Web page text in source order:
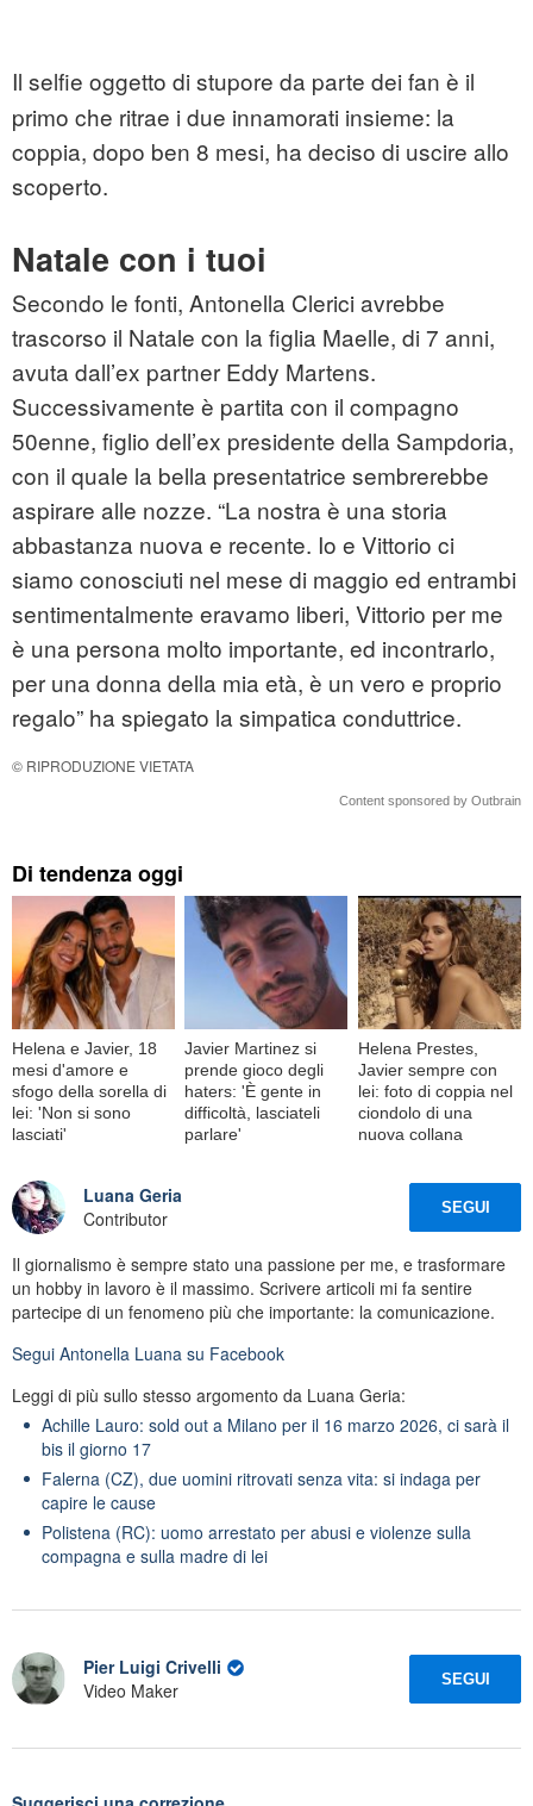
Il selfie oggetto di stupore da parte dei fan è il
primo che ritrae i due innamorati insieme: la
coppia, dopo ben 8 mesi, ha deciso di uscire allo
scoperto.
Natale con i tuoi
Secondo le fonti, Antonella Clerici avrebbe
trascorso il Natale con la figlia Maelle, di 7 anni,
avuta dall’ex partner Eddy Martens.
Successivamente è partita con il compagno
50enne, figlio dell’ex presidente della Sampdoria,
con il quale la bella presentatrice sembrerebbe
aspirare alle nozze. “La nostra è una storia
abbastanza nuova e recente. Io e Vittorio ci
siamo conosciuti nel mese di maggio ed entrambi
sentimentalmente eravamo liberi, Vittorio per me
è una persona molto importante, ed incontrarlo,
per una donna della mia età, è un vero e proprio
regalo” ha spiegato la simpatica conduttrice.
© RIPRODUZIONE VIETATA
Content sponsored by Outbrain
Di tendenza oggi
Helena e Javier, 18
mesi d'amore e
sfogo della sorella di
lei: 'Non si sono
lasciati'
Javier Martinez si
prende gioco degli
haters: 'È gente in
difficoltà, lasciateli
parlare'
Helena Prestes,
Javier sempre con
lei: foto di coppia nel
ciondolo di una
nuova collana
Luana Geria
Contributor
SEGUI
Il giornalismo è sempre stato una passione per me, e trasformare
un hobby in lavoro è il massimo. Scrivere articoli mi fa sentire
partecipe di un fenomeno più che importante: la comunicazione.
Segui Antonella Luana su Facebook
Leggi di più sullo stesso argomento da Luana Geria:
Achille Lauro: sold out a Milano per il 16 marzo 2026, ci sarà il
bis il giorno 17
Falerna (CZ), due uomini ritrovati senza vita: si indaga per
capire le cause
Polistena (RC): uomo arrestato per abusi e violenze sulla
compagna e sulla madre di lei
Pier Luigi Crivelli
Video Maker
SEGUI